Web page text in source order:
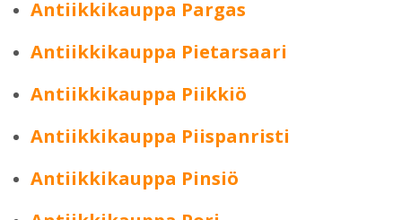
Antiikkikauppa Pargas
Antiikkikauppa Pietarsaari
Antiikkikauppa Piikkiö
Antiikkikauppa Piispanristi
Antiikkikauppa Pinsiö